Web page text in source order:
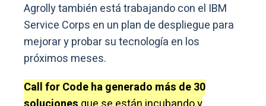
Agrolly también está trabajando con el IBM
Service Corps en un plan de despliegue para
mejorar y probar su tecnología en los
próximos meses.
Call for Code ha generado más de 30